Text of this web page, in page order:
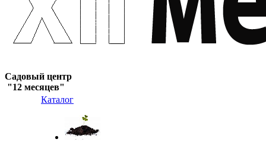
Садовый центр
"12 месяцев"
Каталог